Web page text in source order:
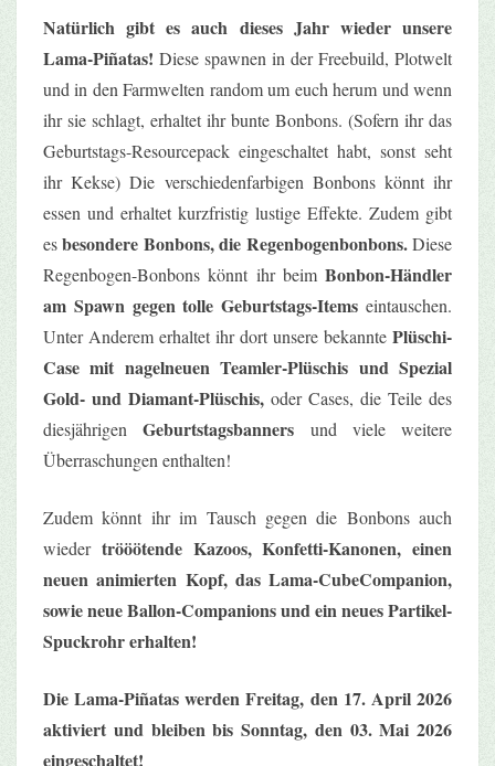
Natürlich gibt es auch dieses Jahr wieder unsere
Lama-Piñatas! Diese spawnen in der Freebuild, Plotwelt
und in den Farmwelten random um euch herum und wenn
ihr sie schlagt, erhaltet ihr bunte Bonbons. (Sofern ihr das
Geburtstags-Resourcepack eingeschaltet habt, sonst seht
ihr Kekse) Die verschiedenfarbigen Bonbons könnt ihr
essen und erhaltet kurzfristig lustige Effekte. Zudem gibt
esbesondere Bonbons, die Regenbogenbonbons.Diese
Regenbogen-Bonbons könnt ihr beim Bonbon-Händler
am Spawn gegen tolle Geburtstags-Items eintauschen.
Unter Anderem erhaltet ihr dort unsere bekannte Plüschi-
Case mit nagelneuen Teamler-Plüschis und Spezial
Gold- und Diamant-Plüschis,oder Cases, die Teile des
diesjährigenGeburtstagsbanners und viele weitere
Überraschungen enthalten!
Zudem könnt ihr im Tausch gegen die Bonbons auch
wieder trööötende Kazoos, Konfetti-Kanonen, einen
neuen animierten Kopf, das Lama-CubeCompanion,
sowie neueBallon-Companions und ein neues Partikel-
Spuckrohr erhalten!
Die Lama-Piñatas werden Freitag, den 17. April 2026
aktiviert und bleiben bis Sonntag, den 03. Mai 2026
eingeschaltet!